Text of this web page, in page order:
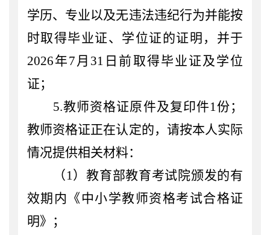
学历、专业以及无违法违纪行为并能按
时取得毕业证、学位证的证明，并于
2026年7 月 31日前取得毕业证及学位
证；
5.教师资格证原件及复印件1份；
教师资格证正在认定的，请按本人实际
情况提供相关材料：
（ 1）教育部教育考试院颁发的有
效期内《中小学教师资格考试合格证
明》 ；